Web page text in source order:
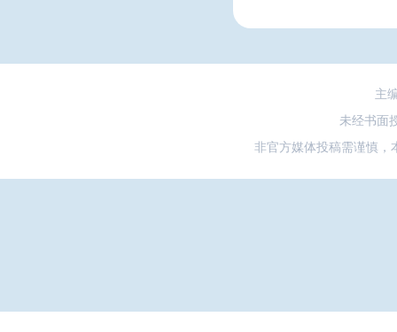
主
未经书面
非官方媒体投稿需谨慎，